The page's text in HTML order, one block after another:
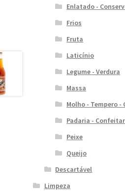
Enlatado -
Frios
Fruta
Laticínio
Legume - Verdura
Massa
Molho - Tempero -
Padaria -
Peixe
Queijo
Descartável
Limpeza